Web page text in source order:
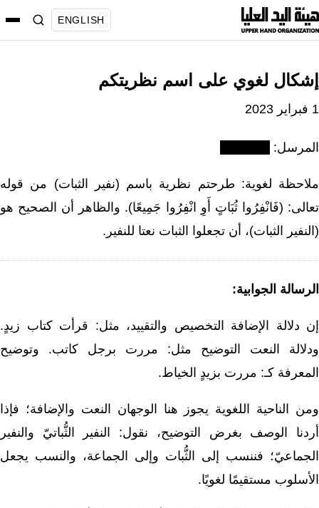
انتقل
إلى
ENGLISH
إشكال لغوي على اسم نظريتكم
1 فبراير 2023
المرسل:
ملاحظة لغوية: طرحتم نظرية باسم (نفير الثبات) من قوله
تعالى: (فَانْفِرُوا ثُبَاتٍ أَوِ انْفِرُوا جَمِيعًا). والظاهر أن الصحيح هو
(النفير الثبات)، أن تجعلوا الثبات نعتا للنفير.
الرسالة الجوابية:
إن دلالة الإضافة التخصيص والتقييد، مثل: قرأت كتاب زيدٍ.
ودلالة النعت التوضيح مثل: مررت برجل كاتب. وتوضيح
المعرفة كـ: مررت بزيدٍ الخياط.
ومن الناحية اللغوية يجوز هنا الوجهان النعت والإضافة؛ فإذا
أردنا الوصف بغرض التوضيح، نقول: النفير الثُّباتيّ والنفير
الجماعيّ؛ فننسب إلى الثُّبات وإلى الجماعة، والنسب يجعل
الأسلوب مستقيمًا لغويًا.